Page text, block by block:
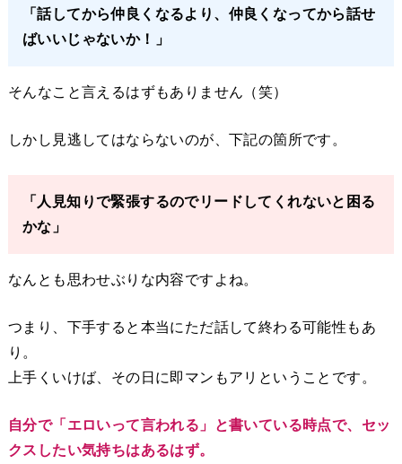
「話してから仲良くなるより、仲良くなってから話せ
ばいいじゃないか！」
そんなこと言えるはずもありません（笑）
しかし見逃してはならないのが、下記の箇所です。
「人見知りで緊張するのでリードしてくれないと困る
かな」
なんとも思わせぶりな内容ですよね。
つまり、下手すると本当にただ話して終わる可能性もあ
り。
上手くいけば、その日に即マンもアリということです。
自分で「エロいって言われる」と書いている時点で、セッ
クスしたい気持ちはあるはず。